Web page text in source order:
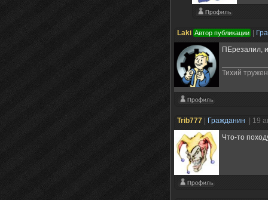
Laki Автор публикации
ПЕрезалил,
Тихий
Trib777 Гражданин | 19
Что-то